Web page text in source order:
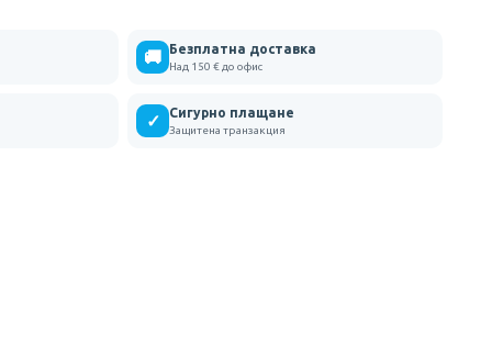
🚚 Безплатна доставка
Над 150 € до офис
✓ Сигурно плащане
Защитена транзакция